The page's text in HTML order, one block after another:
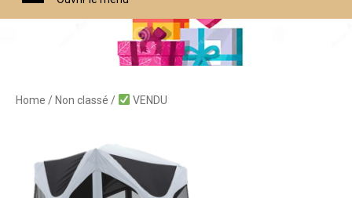
Home / Non classé / VENDU